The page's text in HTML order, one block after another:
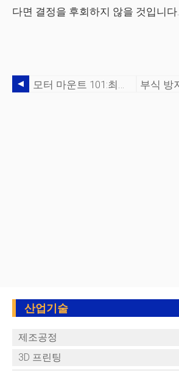
다면 결정을 후회하지 않을 것입니다.
모터 마운트 101:최고의 모터 마운트 재료 선택 가이드
산업기술
제조공정
3D 프린팅